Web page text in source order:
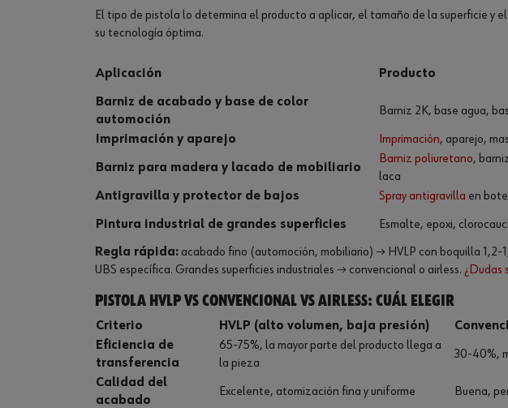
El tipo de pistola lo determina el producto a aplicar, el tamaño de la superficie y
su tecnología óptima.
Aplicación Producto
Barniz de acabado y base de color
automoción
Barniz 2K, base agua,
Imprimación y aparejo Imprimación, aparejo,
Barniz para madera y lacado de mobiliario
Barniz poliuretano,
laca
Antigravilla y protector de bajos Spray antigravilla en bote
Pintura industrial de grandes superficies Esmalte, epoxi,
Regla rápida: acabado fino (automoción, mobiliario) → HVLP con boquilla
UBS específica. Grandes superficies industriales → convencional o airless. ¿Dudas
Pistola HVLP vs convencional vs airless: cuál elegir
Criterio HVLP (alto volumen, baja presión)
Eficiencia de
transferencia
65-75%, la mayor parte del producto llega a
la pieza
30-40%,
Calidad del
acabado
Excelente, atomización fina y uniforme Buena,